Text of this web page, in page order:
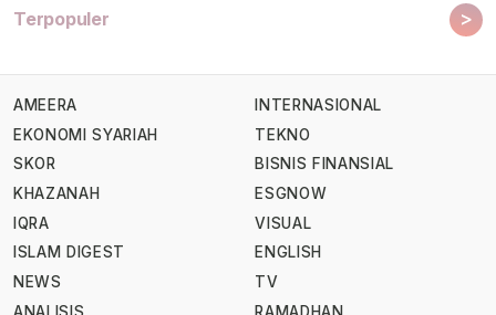
Terpopuler >
AMEERA
EKONOMI SYARIAH
SKOR
KHAZANAH
IQRA
ISLAM DIGEST
NEWS
ANALISIS
INTERNASIONAL
TEKNO
BISNIS FINANSIAL
ESGNOW
VISUAL
ENGLISH
TV
RAMADHAN